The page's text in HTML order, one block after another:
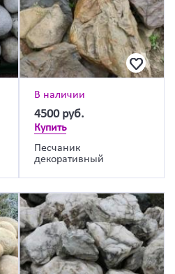
В наличии
4500 руб.
Купить
Песчаник
декоративный